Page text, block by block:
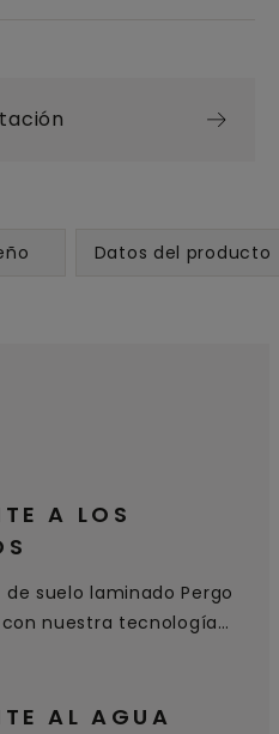
Datos del producto
A LOS
suelo laminado Pergo
nuestra tecnología
Esta capa superior
a los arañazos
AL AGUA